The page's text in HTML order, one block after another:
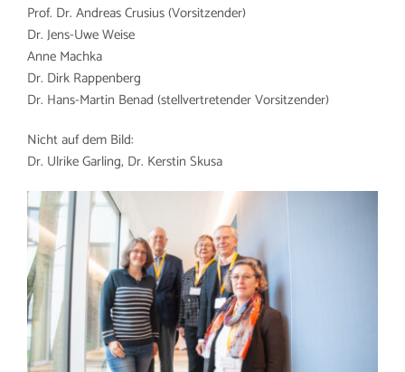
Prof. Dr. Andreas Crusius (Vorsitzender)
Dr. Jens-Uwe Weise
Anne Machka
Dr. Dirk Rappenberg
Dr. Hans-Martin Benad (stellvertretender Vorsitzender)
Nicht auf dem Bild:
Dr. Ulrike Garling, Dr. Kerstin Skusa